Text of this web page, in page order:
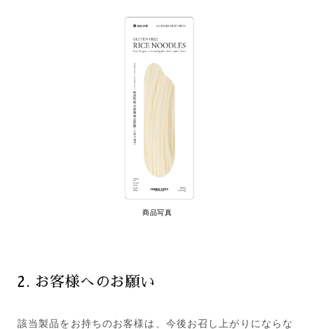
商品写真
2. お客様へのお願い
該当製品をお持ちのお客様は、今後お召し上がりにならな